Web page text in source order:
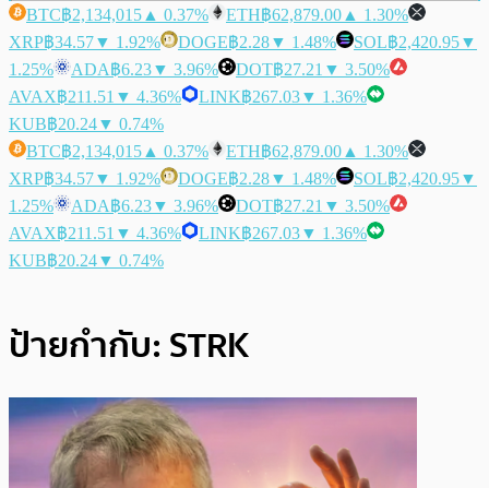
BTC฿2,134,015 ▲ 0.37% ETH฿62,879.00 ▲ 1.30%
XRP฿34.57▼ 1.92% DOGE฿2.28▼ 1.48% SOL฿2,420.95▼
1.25%
ADA฿6.23▼ 3.96% DOT฿27.21 ▼ 3.50%
AVAX฿211.51 ▼ 4.36% LINK฿267.03▼ 1.36%
KUB฿20.24▼ 0.74%
BTC฿2,134,015 ▲ 0.37% ETH฿62,879.00 ▲ 1.30%
XRP฿34.57▼ 1.92% DOGE฿2.28▼ 1.48% SOL฿2,420.95▼
1.25%
ADA฿6.23▼ 3.96% DOT฿27.21 ▼ 3.50%
AVAX฿211.51 ▼ 4.36% LINK฿267.03▼ 1.36%
KUB฿20.24▼ 0.74%
ป้ายกำกับ: STRK